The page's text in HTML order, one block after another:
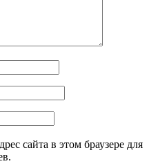
сайта в этом браузере для